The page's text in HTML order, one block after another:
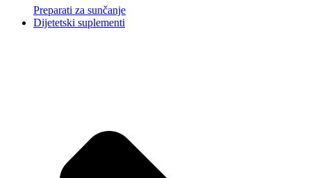
Preparati za sunčanje
Dijetetski suplementi